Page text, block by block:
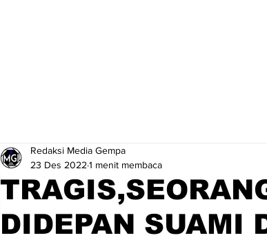
DIDEPAN SUAMI
Redaksi Media Gempa
23 Des 2022 1 menit membaca